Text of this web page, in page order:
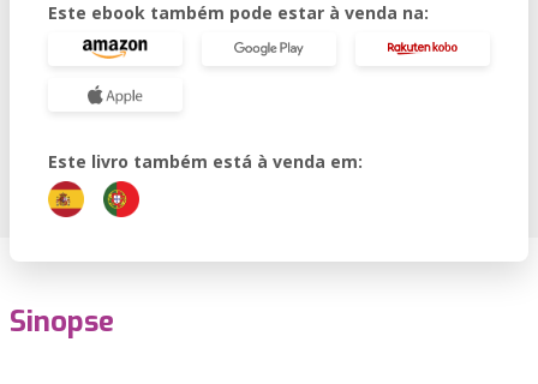
Este ebook também pode estar à venda na:
Este livro também está à venda em:
Sinopse